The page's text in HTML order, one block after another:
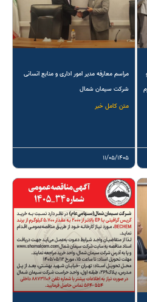
مراسم معارفه مدیر امور اداری و منابع انسانی
شرکت سیمان شمال
متن کامل خبر
۱۱/۰۵/۱۴۰۵